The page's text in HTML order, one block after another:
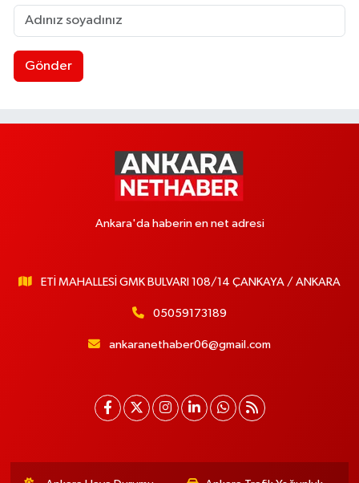
Gönder
Ankara'da haberin en net adresi
ETİ MAHALLESİ GMK BULVARI 108/14 ÇANKAYA / ANKARA
05059173189
ankaranethaber06@gmail.com